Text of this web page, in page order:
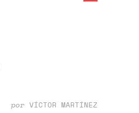
por VÍCTOR MARTÍNEZ